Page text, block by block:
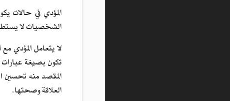
المؤدي في حالات
الشخصيات لا
لا يتعامل المؤدي
تكون بصيغة
المقصد منه تحسين
العلاقة وصحتها.